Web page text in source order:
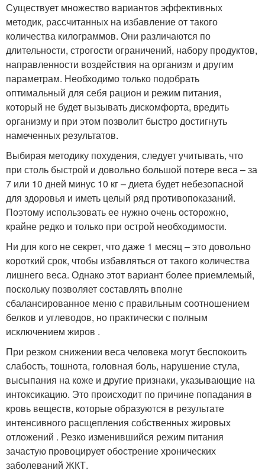
Существует множество вариантов эффективных
методик, рассчитанных на избавление от такого
количества килограммов. Они различаются по
длительности, строгости ограничений, набору продуктов,
направленности воздействия на организм и другим
параметрам. Необходимо только подобрать
оптимальный для себя рацион и режим питания,
который не будет вызывать дискомфорта, вредить
организму и при этом позволит быстро достигнуть
намеченных результатов.
Выбирая методику похудения, следует учитывать, что
при столь быстрой и довольно большой потере веса – за
7 или 10 дней минус 10 кг – диета будет небезопасной
для здоровья и иметь целый ряд противопоказаний.
Поэтому использовать ее нужно очень осторожно,
крайне редко и только при острой необходимости.
Ни для кого не секрет, что даже 1 месяц – это довольно
короткий срок, чтобы избавляться от такого количества
лишнего веса. Однако этот вариант более приемлемый,
поскольку позволяет составлять вполне
сбалансированное меню с правильным соотношением
белков и углеводов, но практически с полным
исключением жиров .
При резком снижении веса человека могут беспокоить
слабость, тошнота, головная боль, нарушение стула,
высыпания на коже и другие признаки, указывающие на
интоксикацию. Это происходит по причине попадания в
кровь веществ, которые образуются в результате
интенсивного расщепления собственных жировых
отложений . Резко изменившийся режим питания
зачастую провоцирует обострение хронических
заболеваний ЖКТ.